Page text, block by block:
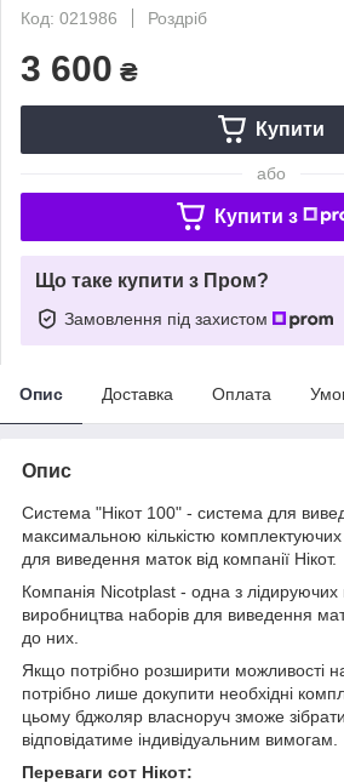
Код: 021986
Роздріб
3 600 ₴
Купити
або
Купити з
Що таке купити з Пром?
Замовлення під захистом
Опис Доставка Оплата
Опис
Система "Нікот 100" - система для
максимальною кількістю комплектуючих
для виведення маток від компанії Нікот.
Компанія Nicotplast - одна з лідируючих
виробництва наборів для виведення
до них.
Якщо потрібно розширити можливості
потрібно лише докупити необхідні
цьому бджоляр власноруч зможе
відповідатиме індивідуальним вимогам.
Переваги сот Нікот: